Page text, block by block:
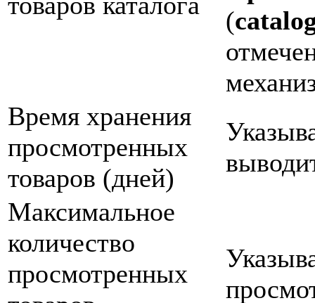
(
Время хранения
просмотренных
товаров (дней)
Максимальное
количество
просмотренных